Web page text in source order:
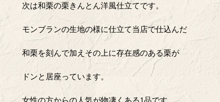
次は和栗の栗きんとん洋風仕立てです。
モンブランの生地の様に仕立て当店で仕込んだ
和栗を刻んで加えその上に存在感のある栗が
ドンと居座っています。
女性の方からの人気が物凄くある1品です